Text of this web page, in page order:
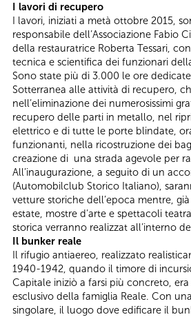
I lavori di recupero
I lavori, iniziati a metà ottobre 2015,
responsabile dell’Associazione Fabio
della restauratrice Roberta Tessari,
tecnica e scientifica dei funzionari
Sono state più di 3.000 le ore
Sotterranea alle attività di recupero,
nell’eliminazione dei numerosissimi
recupero delle parti in metallo, nel
elettrico e di tutte le porte blindate,
funzionanti, nella ricostruzione dei
creazione di una strada agevole per
All’inaugurazione, a seguito di un
(Automobilclub Storico Italiano),
vetture storiche dell’epoca mentre,
estate, mostre d’arte e spettacoli
storica verranno realizzat all’interno
Il bunker reale
Il rifugio antiaereo, realizzato
1940-1942, quando il timore di
Capitale iniziò a farsi più concreto,
esclusivo della famiglia Reale. Con
singolare, il luogo dove edificare il